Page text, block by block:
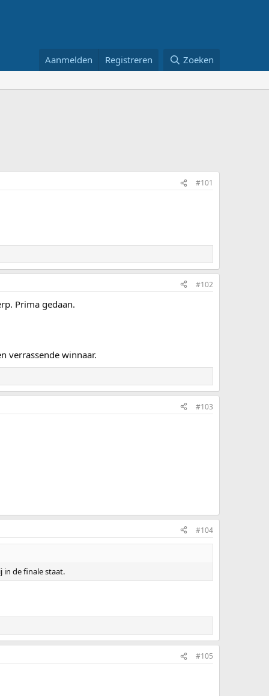
Aanmelden Registreren Zoeken
#101
#102
Prima gedaan.
verrassende winnaar.
#103
#104
in de finale staat.
#105